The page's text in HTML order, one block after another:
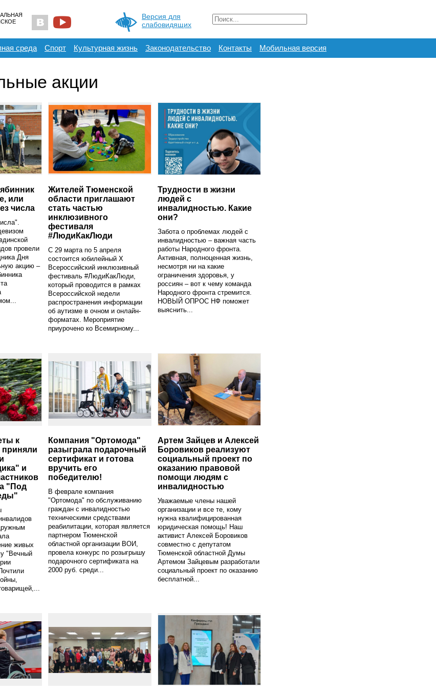
Версия для
слабовидящих
среда Спорт Культурная жизнь Законодательство Контакты Мобильная версия
акции
или
числа
провели
Дня
акцию –
Жителей Тюменской
области приглашают
стать частью
инклюзивного
фестиваля
#ЛюдиКакЛюди
С 29 марта по 5 апреля
состоится юбилейный X
Всероссийский инклюзивный
фестиваль #ЛюдиКакЛюди,
который проводится в рамках
Всероссийской недели
распространения информации
об аутизме в очном и онлайн-
форматах. Мероприятие
приурочено ко Всемирному...
Трудности в жизни
людей с
инвалидностью. Какие
они?
Забота о проблемах людей с
инвалидностью – важная часть
работы Народного фронта.
Активная, полноценная жизнь,
несмотря ни на какие
ограничения здоровья, у
россиян – вот к чему команда
Народного фронта стремится.
НОВЫЙ ОПРОС НФ поможет
выяснить...
к
приняли
и
"Под
живых
"Вечный
Компания "Ортомода"
разыграла подарочный
сертификат и готова
вручить его
победителю!
В феврале компания
"Ортомода" по обслуживанию
граждан с инвалидностью
техническими средствами
реабилитации, которая является
партнером Тюменской
областной организации ВОИ,
провела конкурс по розыгрышу
подарочного сертификата на
2000 руб. среди...
Артем Зайцев и Алексей
Боровиков реализуют
социальный проект по
оказанию правовой
помощи людям с
инвалидностью
Уважаемые члены нашей
организации и все те, кому
нужна квалифицированная
юридическая помощь! Наш
активист Алексей Боровиков
совместно с депутатом
Тюменской областной Думы
Артемом Зайцевым разработали
социальный проект по оказанию
бесплатной...